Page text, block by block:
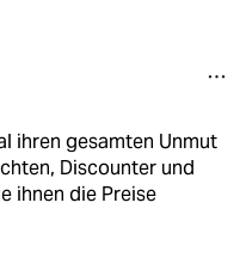
ihren gesamten Unmut
Discounter und
ihnen die Preise